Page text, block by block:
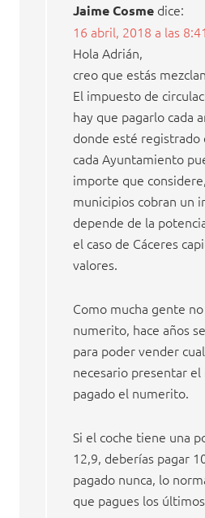
Jaime Cosme dice:
16 abril, 2018 a las
Hola Adrián,
creo que estás
El impuesto de
hay que pagarlo cada
donde esté registrado
cada Ayuntamiento
importe que
municipios cobran un
depende de la
el caso de Cáceres
valores.
Como mucha gente
numerito, hace años
para poder vender
necesario presentar
pagado el numerito.
Si el coche tiene una
12,9, deberías pagar
pagado nunca, lo
que pagues los